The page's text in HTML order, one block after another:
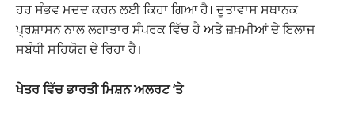
ਹਰ ਸੰਭਵ ਮਦਦ ਕਰਨ ਲਈ ਕਿਹਾ ਗਿਆ ਹੈ। ਦੂਤਾਵਾਸ ਸਥਾਨਕ
ਪ੍ਰਸ਼ਾਸਨ ਨਾਲ ਲਗਾਤਾਰ ਸੰਪਰਕ ਵਿੱਚ ਹੈ ਅਤੇ ਜ਼ਖ਼ਮੀਆਂ ਦੇ ਇਲਾਜ
ਸਬੰਧੀ ਸਹਿਯੋਗ ਦੇ ਰਿਹਾ ਹੈ।
ਖੇਤਰ ਵਿੱਚ ਭਾਰਤੀ ਮਿਸ਼ਨ ਅਲਰਟ ‘ਤੇ